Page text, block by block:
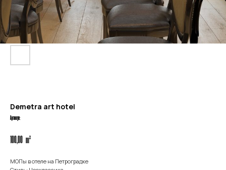
Demetra art hotel
Артикул:
100,00 m²
МОПы в отеле на Петроградке